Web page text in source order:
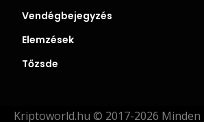
Vendégbejegyzés
Elemzések
Tőzsde
Kriptoworld.hu © 2017-2026